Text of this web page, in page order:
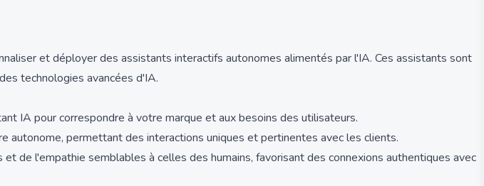
et déployer des assistants interactifs autonomes alimentés par l'IA. Ces assistants sont
technologies avancées d'IA.
IA pour correspondre à votre marque et aux besoins des utilisateurs.
autonome, permettant des interactions uniques et pertinentes avec les clients.
l'empathie semblables à celles des humains, favorisant des connexions authentiques avec